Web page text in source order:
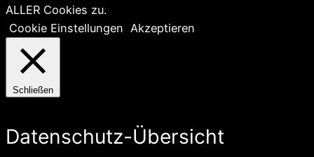
ALLER Cookies zu.
Cookie Einstellungen Akzeptieren
Schließen
Datenschutz-Übersicht